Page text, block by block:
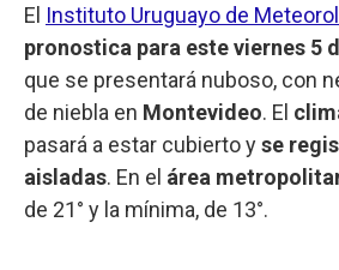
El Instituto Uruguayo de
pronostica para este viernes 5
que se presentará nuboso, con
de niebla en Montevideo. El
pasará a estar cubierto yse
aisladas. En el área
de 21° y la mínima, de 13°.